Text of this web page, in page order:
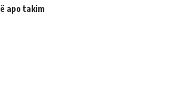
apo takim